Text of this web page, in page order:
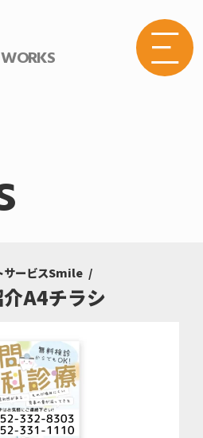
WORKS
サービスSmile
A4チラシ